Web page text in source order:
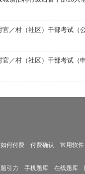
如何付费 付费确认 常用软件
题引力 手机题库 在线题库